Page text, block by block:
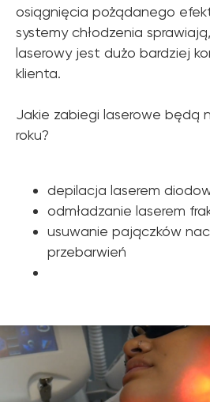
osiągnięcia pożądanego
systemy chłodzenia
laserowy jest dużo bardziej
klienta.
Jakie zabiegi laserowe będą
roku?
depilacja laserem
odmładzanie laserem
usuwanie pajączków
przebarwień